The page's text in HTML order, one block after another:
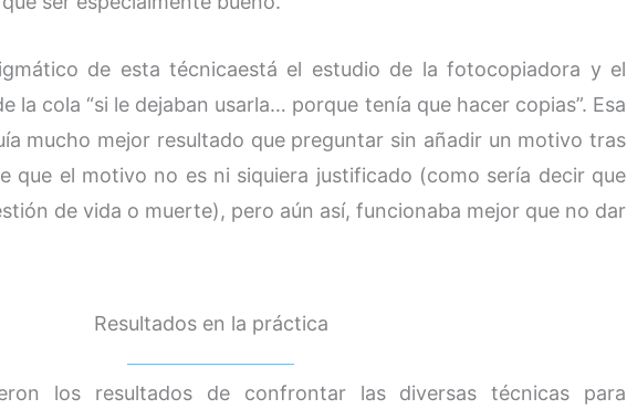
de esta técnicaestá el estudio de la fotocopiadora y el
la cola “si le dejaban usarla… porque tenía que hacer copias”. Esa
mucho mejor resultado que preguntar sin añadir un motivo tras
que el motivo no es ni siquiera justificado (como sería decir que
de vida o muerte), pero aún así, funcionaba mejor que no dar
Resultados en la práctica
los resultados de confrontar las diversas técnicas para